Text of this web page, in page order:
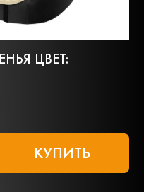
ЦВЕТ:
КУПИТЬ